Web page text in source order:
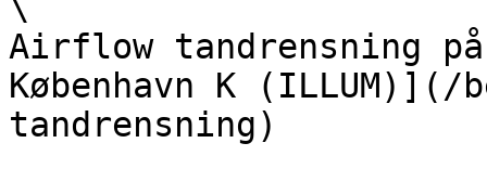
Airflow tandrensning
København K
tandrensning)